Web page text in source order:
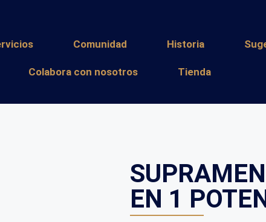
Comunidad Historia
Colabora con nosotros Tienda
EN 1